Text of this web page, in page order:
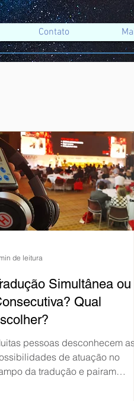
Contato
Simultânea ou
Qual
pessoas desconhecem as
de atuação no
da tradução e pairam
de leitura